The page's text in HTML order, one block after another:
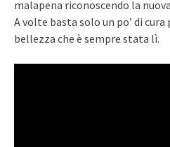
malapena riconoscendo la
A volte basta solo un po’ di
bellezza che è sempre stata lì.